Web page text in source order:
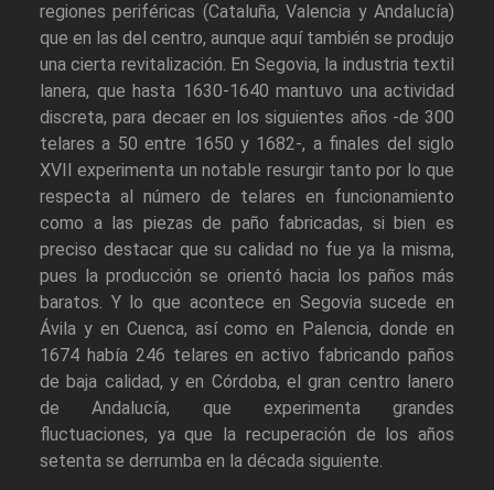
regiones periféricas (Cataluña, Valencia y Andalucía)
que en las del centro, aunque aquí también se produjo
una cierta revitalización. En Segovia, la industria textil
lanera, que hasta 1630-1640 mantuvo una actividad
discreta, para decaer en los siguientes años -de 300
telares a 50 entre 1650 y 1682-, a finales del siglo
XVII experimenta un notable resurgir tanto por lo que
respecta al número de telares en funcionamiento
como a las piezas de paño fabricadas, si bien es
preciso destacar que su calidad no fue ya la misma,
pues la producción se orientó hacia los paños más
baratos. Y lo que acontece en Segovia sucede en
Ávila y en Cuenca, así como en Palencia, donde en
1674 había 246 telares en activo fabricando paños
de baja calidad, y en Córdoba, el gran centro lanero
de Andalucía, que experimenta grandes
fluctuaciones, ya que la recuperación de los años
setenta se derrumba en la década siguiente.